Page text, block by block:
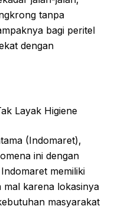
tanpa
bagi peritel
dengan
Layak Higiene
(Indomaret),
ini dengan
memiliki
karena lokasinya
masyarakat